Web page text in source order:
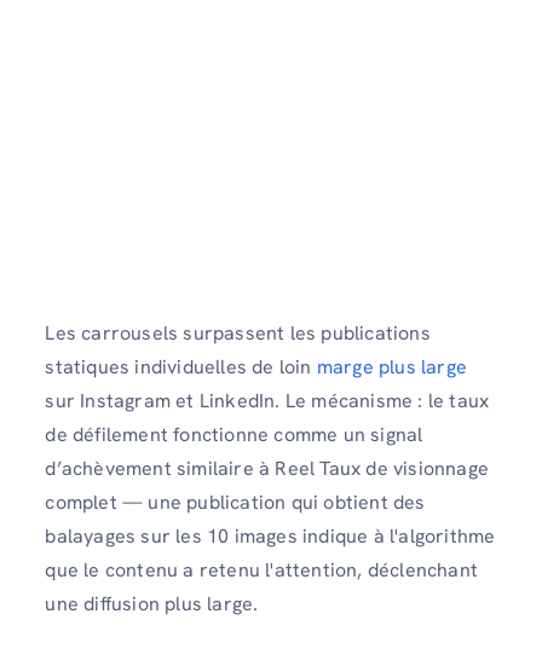
Les carrousels surpassent les publications
statiques individuelles de loin marge plus large
sur Instagram et LinkedIn. Le mécanisme : le taux
de défilement fonctionne comme un signal
d’achèvement similaire à Reel Taux de visionnage
complet — une publication qui obtient des
balayages sur les 10 images indique à l'algorithme
que le contenu a retenu l'attention, déclenchant
une diffusion plus large.